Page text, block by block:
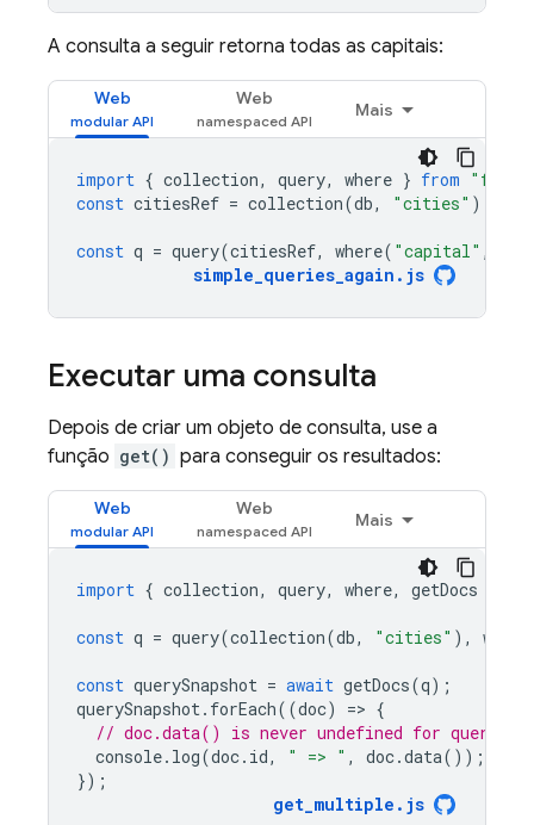
A consulta a seguir retorna todas as capitais:
Web Web
Mais
import { collection, query, where } from
const citiesRef = collection(db, "cities" );
const q = query(citiesRef, where( "capital" ,
simple_queries_again . js
Executar uma consulta
Depois de criar um objeto de consulta, use a
função get() para conseguir os resultados:
Web Web
Mais
import { collection, query, where, getDocs
const q = query(collection(db, "cities" ), where
const querySnapshot = await getDocs(q);
querySnapshot. forEach((doc) => {
// doc.data() is never undefined for query doc
console. log(doc. id, " => " , doc.data());
});
get_multiple . js